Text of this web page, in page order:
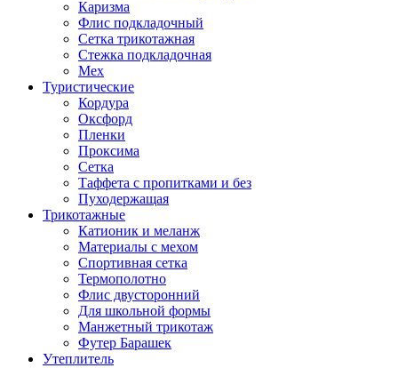
Каризма
Флис подкладочный
Сетка трикотажная
Стежка подкладочная
Мех
Туристические
Кордура
Оксфорд
Пленки
Проксима
Сетка
Таффета с пропитками и без
Пуходержащая
Трикотажные
Катионик и меланж
Материалы с мехом
Спортивная сетка
Термополотно
Флис двусторонний
Для школьной формы
Манжетный трикотаж
Футер Барашек
Утеплитель